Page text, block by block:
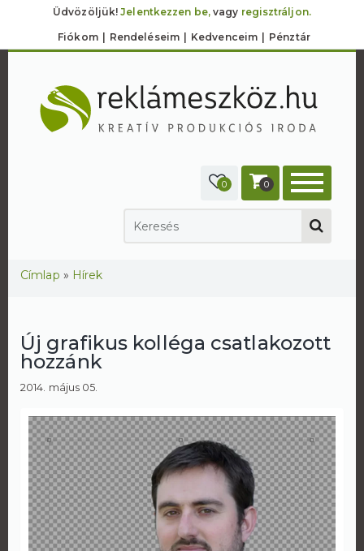
Üdvözöljük!Jelentkezzen be,vagy regisztráljon.
Fiókom Rendeléseim Kedvenceim Pénztár
0 0
Jelenlegi hely
Címlap » Hírek
Új grafikus kolléga csatlakozott
hozzánk
2014. május 05.